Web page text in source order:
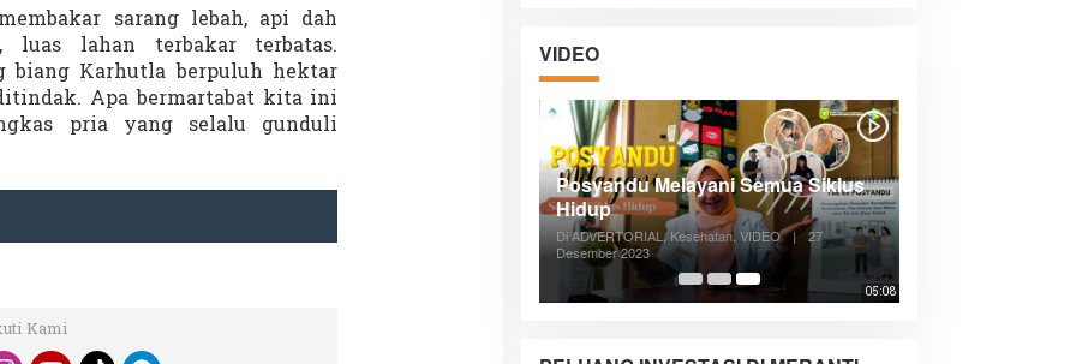
sarang lebah, api dah
lahan terbakar terbatas.
biang Karhutla berpuluh hektar
Apa bermartabat kita ini
pria yang selalu gunduli
Kami
VIDEO
dalam
Internasional
2024
Eksplore Meranti – Yok ke Meranti
2024
05:08
Posyandu Melayani Semua Siklus
Hidup
Di ADVERTORIAL, Kesehatan, VIDEO |
27
Desember 2023